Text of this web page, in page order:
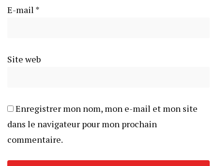
E-mail *
Site web
Enregistrer mon nom, mon e-mail et mon site
dans le navigateur pour mon prochain
commentaire.